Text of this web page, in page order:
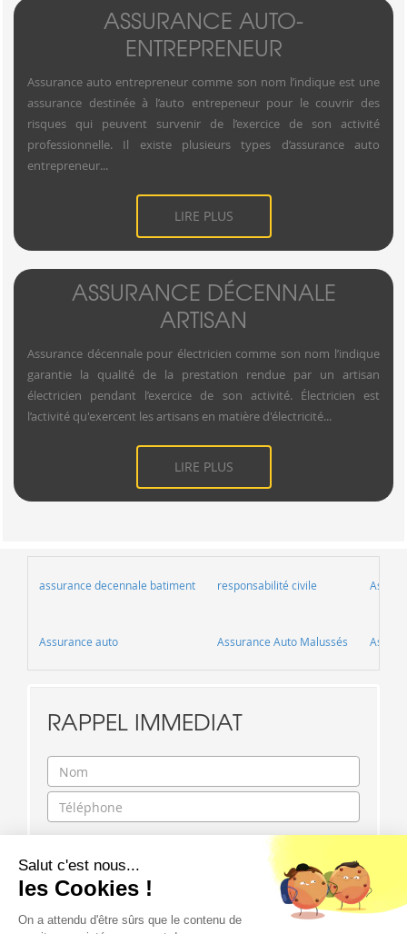
ASSURANCE AUTO-
ENTREPRENEUR
Assurance auto entrepreneur comme son nom l’indique est une
assurance destinée à l’auto entrepeneur pour le couvrir des
risques qui peuvent survenir de l’exercice de son activité
professionnelle. Il existe plusieurs types d’assurance auto
entrepreneur...
LIRE PLUS
ASSURANCE DÉCENNALE
ARTISAN
Assurance décennale pour électricien comme son nom l’indique
garantie la qualité de la prestation rendue par un artisan
électricien pendant l’exercice de son activité. Électricien est
l’activité qu'exercent les artisans en matière d'électricité...
LIRE PLUS
assurance decennale batiment responsabilité civile
Assurance auto Assurance Auto Malussés
RAPPEL IMMEDIAT
Salut c'est nous...
les Cookies !
On a attendu d'être sûrs que le contenu de